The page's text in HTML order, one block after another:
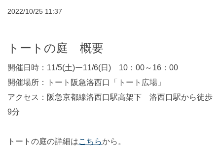
2022/10/25 11:37
トートの庭 概要
開催日時：11/5(土)ー11/6(日) 10：00～16：00
開催場所：トート阪急洛西口「トート広場」
アクセス：阪急京都線洛西口駅高架下 洛西口駅から徒歩
9分
トートの庭の詳細はこちらから。